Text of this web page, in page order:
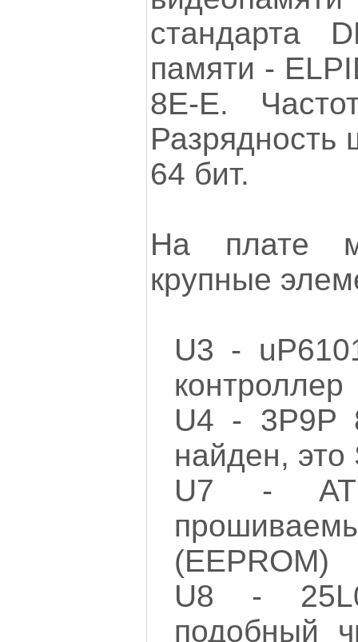
стандарта
памяти -
8E-E.
Разрядность
64 бит.
На плате
крупные
U3 -
контроллер
U4 - 3P9P
найден, это
U7 -
(EEPROM)
U8 -
подобный